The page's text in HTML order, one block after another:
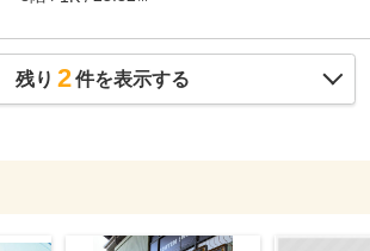
残り 2件を表示する